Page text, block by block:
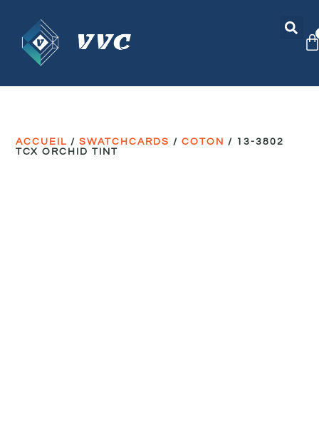
ACCUEIL /SWATCHCARDS /COTON / 13-3802
TCX ORCHID TINT